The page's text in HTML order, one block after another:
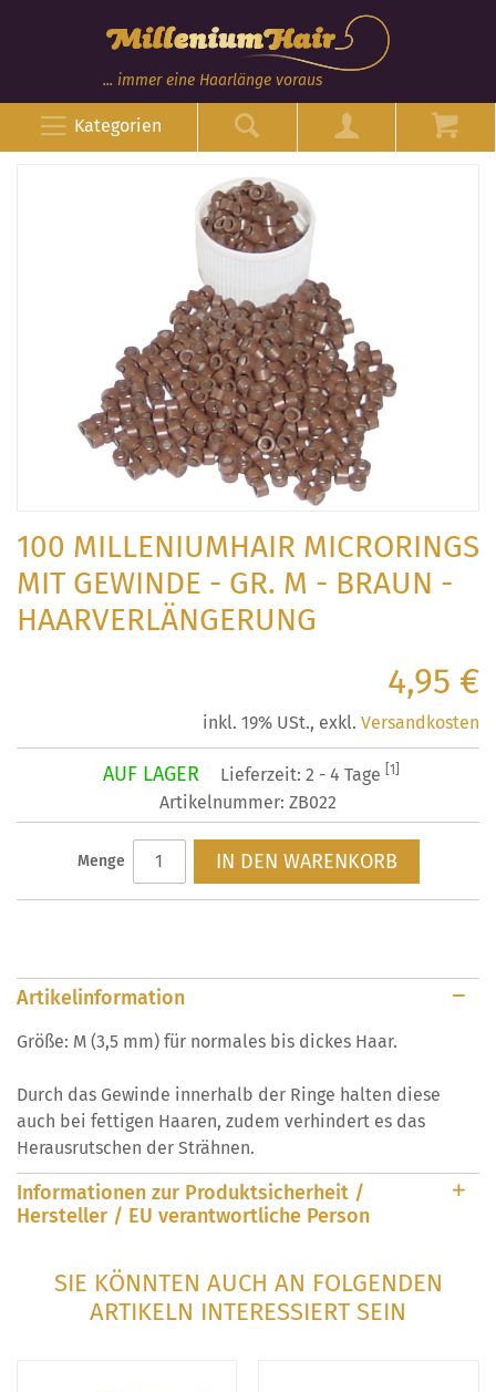
... immer eine Haarlänge voraus
Kategorien
100 MILLENIUMHAIR MICRORINGS
MIT GEWINDE - GR. M - BRAUN -
HAARVERLÄNGERUNG
4,95 €
inkl. 19% USt., exkl. Versandkosten
AUF LAGER Lieferzeit: 2 - 4 Tage [1]
Artikelnummer: ZB022
Menge IN DEN WARENKORB
Artikelinformation
Größe: M (3,5 mm) für normales bis dickes Haar.
Durch das Gewinde innerhalb der Ringe halten diese
auch bei fettigen Haaren, zudem verhindert es das
Herausrutschen der Strähnen.
Informationen zur Produktsicherheit /
Hersteller / EU verantwortliche Person
SIE KÖNNTEN AUCH AN FOLGENDEN
ARTIKELN INTERESSIERT SEIN